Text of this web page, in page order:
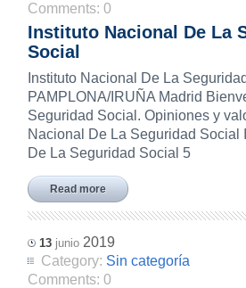
Comments:0
Instituto Nacional De La
Social
Instituto Nacional De La
PAMPLONA/IRUÑA Madrid
Seguridad Social. Opiniones y
Nacional De La Seguridad Social
De La Seguridad Social 5
Read more
13 junio 2019
Category: Sin categoría
Comments:0